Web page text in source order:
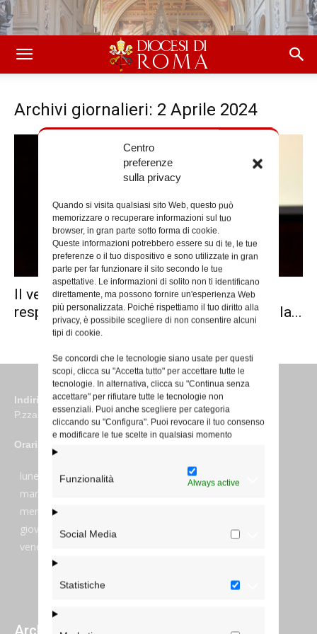
Centro
preferenze
sulla privacy
Quando si visita qualsiasi sito Web, questo può
memorizzare o recuperare informazioni sul tuo
browser, in gran parte sotto forma di cookie.
Queste informazioni potrebbero essere su di te, le tue
preferenze o il tuo dispositivo e sono utilizzate in gran
parte per far funzionare il sito secondo le tue
aspettative. Le informazioni di solito non ti identificano
direttamente, ma possono fornire un'esperienza Web
più personalizzata. Poiché rispettiamo il tuo diritto alla
privacy, è possibile scegliere di non consentire alcuni
tipi di cookie.
Se concordi che le tecnologie siano usate per questi
scopi, clicca su "Accetta tutto" per accettare tutte le
tecnologie. In alternativa, clicca su "Continua senza
accettare" per rifiutare tutte le tecnologie non
essenziali. Puoi anche scegliere per categoria
cliccando su "Configura". Puoi revocare il tuo consenso
e modificare le tue scelte in qualsiasi momento
Funzionalità Always active
Social Media
Statistiche
Archivi giornalieri: 2 Aprile 2024
Il vescovo Reina nuovo vescovo
responsabile del Servizio diocesano per la...
Indirizzo
P.zza S. Giovanni in Laterano 6 00184 Roma
Orari
lunedi:
7:45–13:45
martedi:
mercoledi:
giovedi:
7:45–13:45
venerdi: